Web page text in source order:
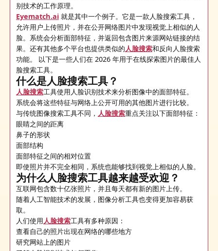
别技术的工作原理。
Eyematch.ai 就是其中一个例子。它是一款人脸搜索工具，
允许用户上传照片，并在公开网络图片中发现视觉上相似的人
脸。系统会分析面部特征，并返回包含图片来源网站链接的结
果。还有其他多个平台也提供类似的人脸搜索和反向人脸搜索
功能。 以下是一些人们在 2026 年用于在线探索图片的最佳人
脸搜索工具。
什么是人脸搜索工具？
人脸搜索工具使用人脸识别技术来分析图像中的面部特征。
系统会将这些特征与网络上公开可用的其他图片进行比较。
与传统图像搜索工具不同， 人脸搜索重点关注以下面部特征：
眼睛之间的距离
鼻子的形状
面部结构
面部特征之间的相对位置
即使照片并不完全相同，系统也能够找到视觉上相似的人脸。
为什么人脸搜索工具越来越受欢迎？
互联网包含数十亿张照片，并且每天都有新的图片上传。
随着人工智能技术的发展，图像分析工具也变得更加容易获
取。
人们使用人脸搜索工具有多种原因：
查看自己的照片出现在网络的哪些地方
研究网站上的图片